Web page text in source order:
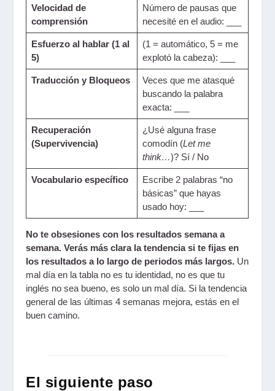
Velocidad de
comprensión
Número de pausas que
necesité en el audio: ___
Esfuerzo al hablar (1 al
5)
(1 = automático, 5 = me
explotó la cabeza): ___
Traducción y Bloqueos
Veces que me atasqué
buscando la palabra
exacta: ___
Recuperación
(Supervivencia)
¿Usé alguna frase
comodín (Let me
think…)? Sí / No
Vocabulario específico
Escribe 2 palabras “no
básicas” que hayas
usado hoy: ___
No te obsesiones con los resultados semana a
semana. Verás más clara la tendencia si te fijas en
los resultados a lo largo de periodos más largos. Un
mal día en la tabla no es tu identidad, no es que tu
inglés no sea bueno, es solo un mal día. Si la tendencia
general de las últimas 4 semanas mejora, estás en el
buen camino.
El siguiente paso